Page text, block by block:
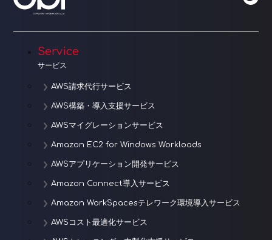
Service
サービス
AWS請求代行サービス
AWS構築・導入支援サービス
AWSマイグレーションサービス
Amazon EC2 for Windows Workloads
AWSアプリケーション開発サービス
Amazon Connect導入サービス
Amazon WorkSpacesテレワーク環境導入サービス
AWSコスト最適化サービス